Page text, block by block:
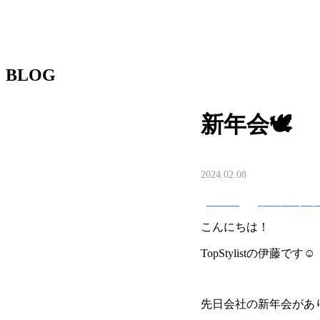
BLOG
新年会🕊️
2024.02.08
こんにちは！
TopStylistの伊藤です☺️
先日会社の新年会があ